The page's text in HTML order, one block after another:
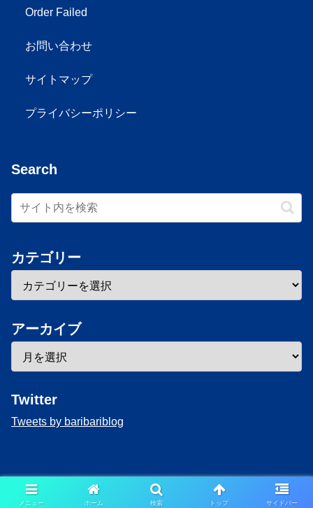
Order Failed
お問い合わせ
サイトマップ
プライバシーポリシー
Search
カテゴリー
アーカイブ
Twitter
Tweets by baribariblog
Copyright © 2020-2026 baribari Blog All Rights Reserved.
メニュー ホーム 検索 トップ サイドバー